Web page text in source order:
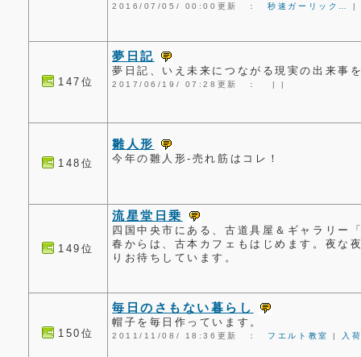
2016/07/05/ 00:00更新 ：秒速ガーリック…
147位
夢日記
夢日記、いえ未来につながる現実の出来事
2017/06/19/ 07:28更新 ： | |
148位
雛人形
今年の雛人形-売れ筋はコレ！
149位
流星堂日乗
四国中央市にある、古道具屋＆ギャラリー
春からは、古本カフェもはじめます。夜な
りお待ちしています。
150位
毎日のさもない暮らし
帽子を毎日作っています。
2011/11/08/ 18:36更新 ： フエルト教室 | 入